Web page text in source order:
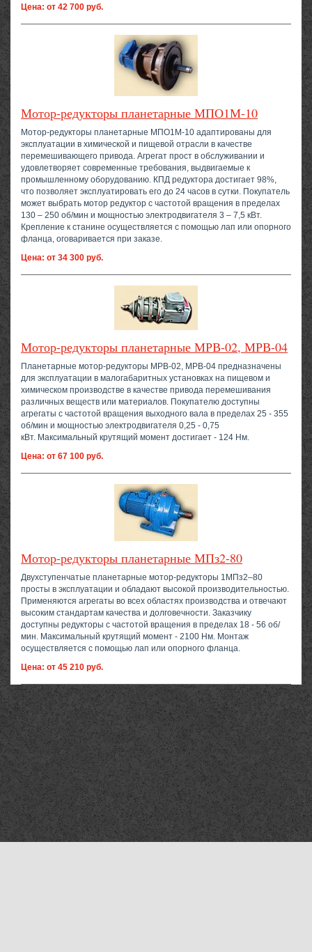
Цена: от 42 700 руб.
Мотор-редукторы планетарные МПО1М-10
Мотор-редукторы планетарные МПО1М-10 адаптированы для
эксплуатации в химической и пищевой отрасли в качестве
перемешивающего привода. Агрегат прост в обслуживании и
удовлетворяет современные требования, выдвигаемые к
промышленному оборудованию. КПД редуктора достигает 98%,
что позволяет эксплуатировать его до 24 часов в сутки. Покупатель
может выбрать мотор редуктор с частотой вращения в пределах
130 – 250 об/мин и мощностью электродвигателя 3 – 7,5 кВт.
Крепление к станине осуществляется с помощью лап или опорного
фланца, оговаривается при заказе.
Цена: от 34 300 руб.
Мотор-редукторы планетарные МРВ-02, МРВ-04
Планетарные мотор-редукторы МРВ-02, МРВ-04 предназначены
для эксплуатации в малогабаритных установках на пищевом и
химическом производстве в качестве привода перемешивания
различных веществ или материалов. Покупателю доступны
агрегаты с частотой вращения выходного вала в пределах 25 - 355
об/мин и мощностью электродвигателя 0,25 - 0,75
кВт. Максимальный крутящий момент достигает - 124 Нм.
Цена: от 67 100 руб.
Мотор-редукторы планетарные МПз2-80
Двухступенчатые планетарные мотор-редукторы 1МПз2–80
просты в эксплуатации и обладают высокой производительностью.
Применяются агрегаты во всех областях производства и отвечают
высоким стандартам качества и долговечности. Заказчику
доступны редукторы с частотой вращения в пределах 18 - 56 об/
мин. Максимальный крутящий момент - 2100 Нм. Монтаж
осуществляется с помощью лап или опорного фланца.
Цена: от 45 210 руб.